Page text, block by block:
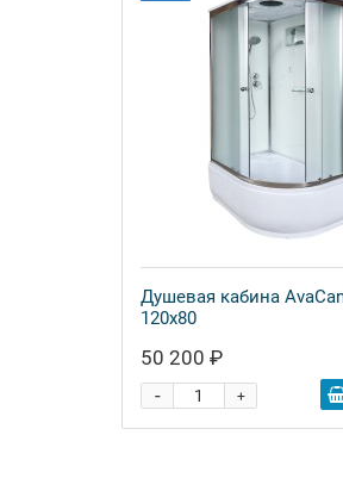
Душевая кабина
120x80
50 200 ₽
+
-